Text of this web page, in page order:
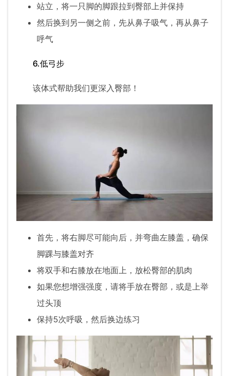
站立，将一只脚的脚跟拉到臀部上并保持
然后换到另一侧之前，先从鼻子吸气，再从鼻子
呼气
6.低弓步
该体式帮助我们更深入臀部！
首先，将右脚尽可能向后，并弯曲左膝盖，确保
脚踝与膝盖对齐
将双手和右膝放在地面上，放松臀部的肌肉
如果您想增强强度，请将手放在臀部，或是上举
过头顶
保持5次呼吸，然后换边练习